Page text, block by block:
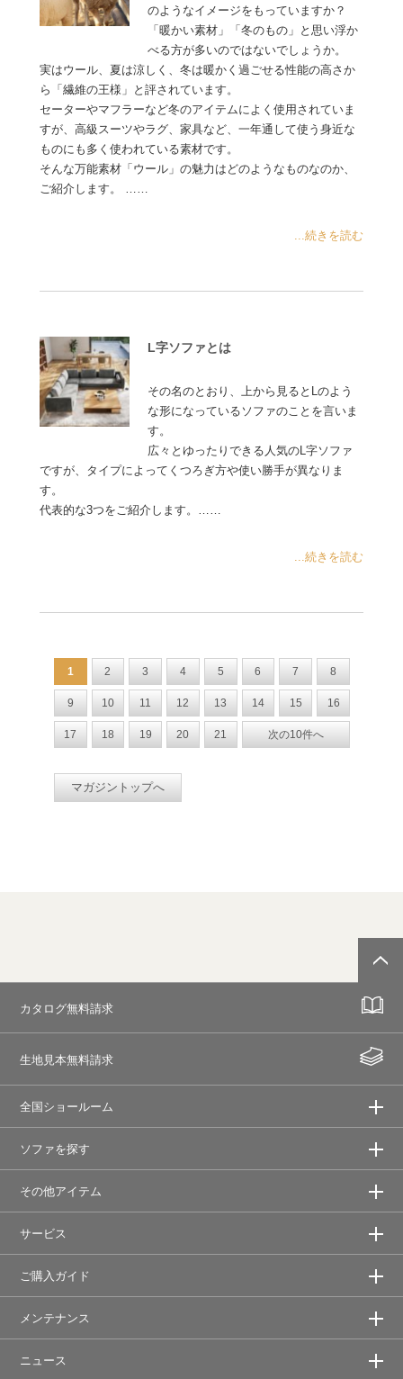
のようなイメージをもっていますか？
「暖かい素材」「冬のもの」と思い浮か
べる方が多いのではないでしょうか。
実はウール、夏は涼しく、冬は暖かく過ごせる性能の高さか
ら「繊維の王様」と評されています。
セーターやマフラーなど冬のアイテムによく使用されていま
すが、高級スーツやラグ、家具など、一年通して使う身近な
ものにも多く使われている素材です。
そんな万能素材「ウール」の魅力はどのようなものなのか、
ご紹介します。 ……
...続きを読む
L字ソファとは
その名のとおり、上から見るとLのよう
な形になっているソファのことを言いま
す。
広々とゆったりできる人気のL字ソファ
ですが、タイプによってくつろぎ方や使い勝手が異なりま
す。
代表的な3つをご紹介します。……
...続きを読む
1 2 3 4 5 6 7 8
9 10 11 12 13 14 15 16
17 18 19 20 21 次の10件へ
マガジントップへ
カタログ無料請求
生地見本無料請求
全国ショールーム
ソファを探す
その他アイテム
サービス
ご購入ガイド
メンテナンス
ニュース